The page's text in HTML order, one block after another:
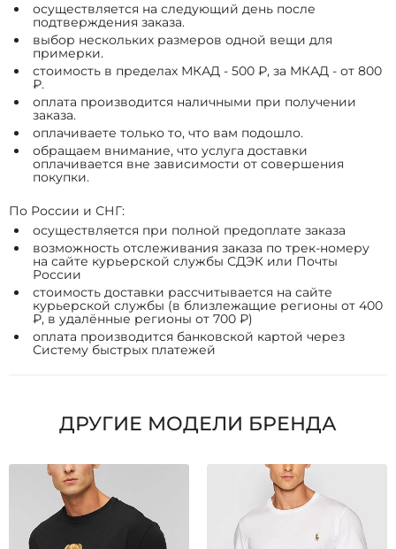
осуществляется на следующий день после
подтверждения заказа.
выбор нескольких размеров одной вещи для
примерки.
стоимость в пределах МКАД - 500 ₽, за МКАД - от 800
₽.
оплата производится наличными при получении
заказа.
оплачиваете только то, что вам подошло.
обращаем внимание, что услуга доставки
оплачивается вне зависимости от совершения
покупки.
По России и СНГ:
осуществляется при полной предоплате заказа
возможность отслеживания заказа по трек-номеру
на сайте курьерской службы СДЭК или Почты
России
стоимость доставки рассчитывается на сайте
курьерской службы (в близлежащие регионы от 400
₽, в удалённые регионы от 700 ₽)
оплата производится банковской картой через
Систему быстрых платежей
ДРУГИЕ МОДЕЛИ БРЕНДА